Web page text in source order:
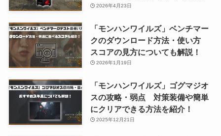
2026年4月23日
「モンハンワイルズ」ベンチマー
クのダウンロード方法・使い方
スコアの見方についても解説！
2026年1月19日
「モンハンワイルズ」ゴグマジオ
スの攻略・弱点 対策装備や簡単
にクリアできる方法を紹介！
2025年12月21日